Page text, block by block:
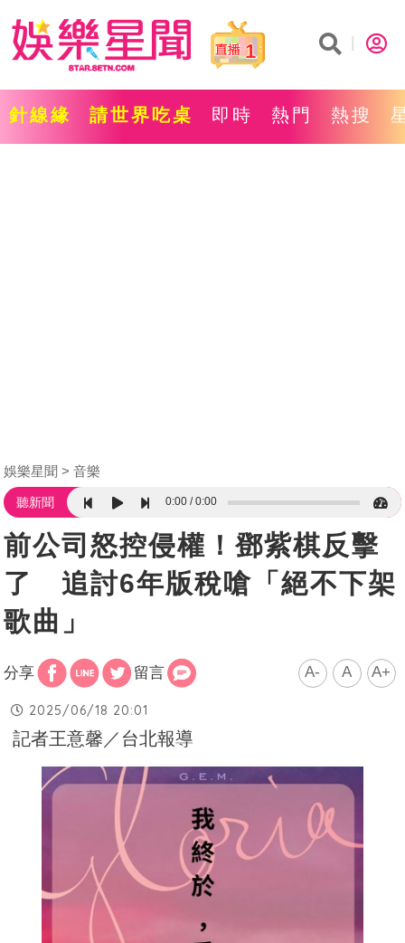
1
針線緣 請世界吃桌 即時 熱門 熱搜
娛樂星聞 音樂
聽新聞 0:00 0:00
前公司怒控侵權！鄧紫棋反擊
了 追討6年版稅嗆「絕不下架
歌曲」
分享 留言 A- A A+
2025/06/18 20:01
記者王意馨／台北報導